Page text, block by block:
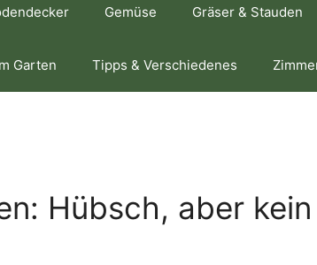
Gemüse Gräser & Stauden
Garten Tipps & Verschiedenes
Hübsch, aber kein